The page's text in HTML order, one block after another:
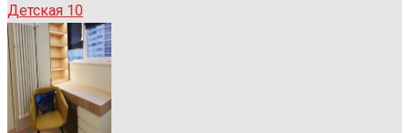
Детская 10